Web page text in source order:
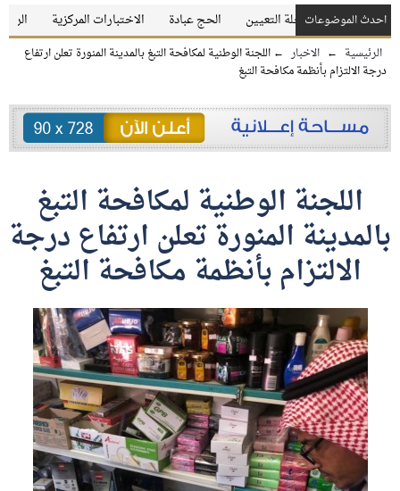
احدث الموضوعات الرسوب نار الاختبارات المركزية الحج عبادة رحلة التعيين
الرئيسية ← الاخبار ← اللجنة الوطنية لمكافحة التبغ بالمدينة المنورة تعلن ارتفاع
درجة الالتزام بأنظمة مكافحة التبغ
اللجنة الوطنية لمكافحة التبغ
بالمدينة المنورة تعلن ارتفاع درجة
الالتزام بأنظمة مكافحة التبغ